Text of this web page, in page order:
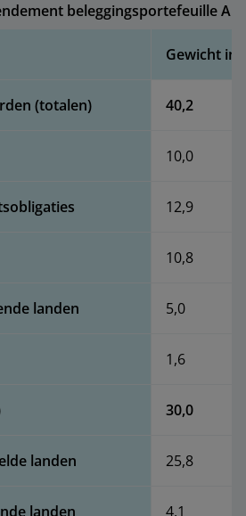
beleggingsportefeuille
Gewicht in
(totalen) 40,2
10,0
12,9
10,8
landen 5,0
1,6
30,0
landen 25,8
landen 4,1